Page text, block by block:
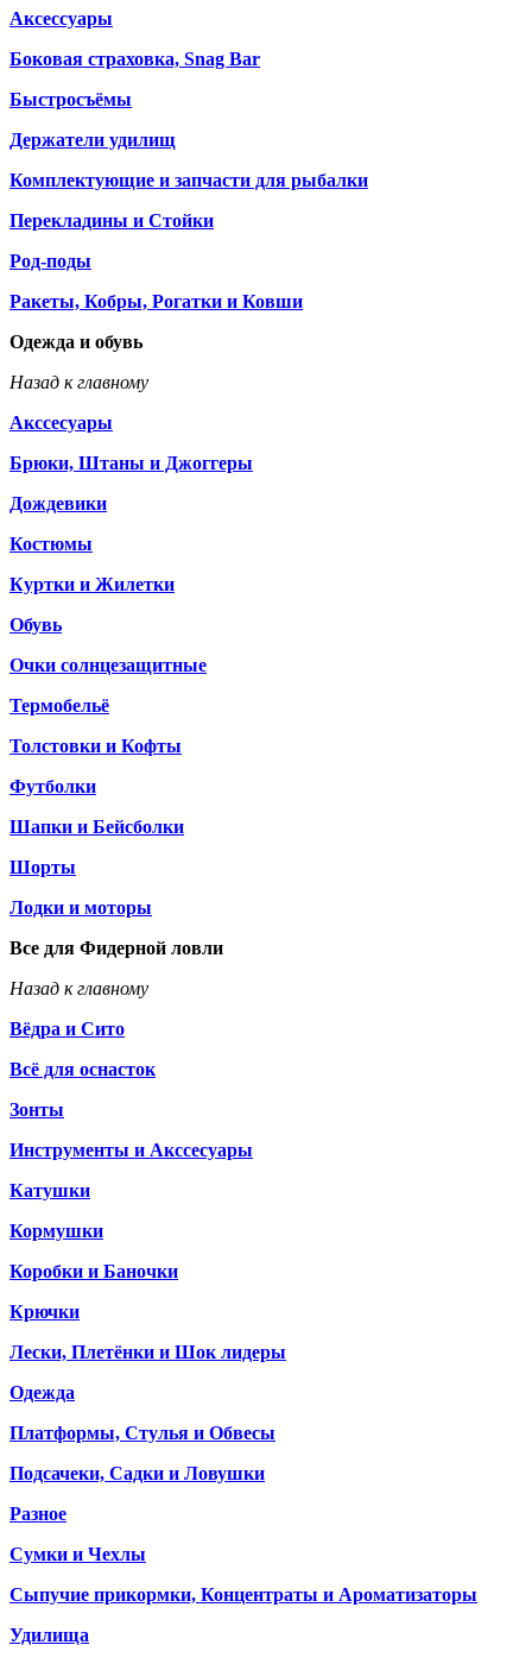
Аксессуары
Боковая страховка, Snag Bar
Быстросъёмы
Держатели удилищ
Комплектующие и запчасти для рыбалки
Перекладины и Стойки
Род-поды
Ракеты, Кобры, Рогатки и Ковши
Одежда и обувь
Назад к главному
Акссесуары
Брюки, Штаны и Джоггеры
Дождевики
Костюмы
Куртки и Жилетки
Обувь
Очки солнцезащитные
Термобельё
Толстовки и Кофты
Футболки
Шапки и Бейсболки
Шорты
Лодки и моторы
Все для Фидерной ловли
Назад к главному
Вёдра и Сито
Всё для оснасток
Зонты
Инструменты и Акссесуары
Катушки
Кормушки
Коробки и Баночки
Крючки
Лески, Плетёнки и Шок лидеры
Одежда
Платформы, Стулья и Обвесы
Подсачеки, Садки и Ловушки
Разное
Сумки и Чехлы
Сыпучие прикормки, Концентраты и Ароматизаторы
Удилища